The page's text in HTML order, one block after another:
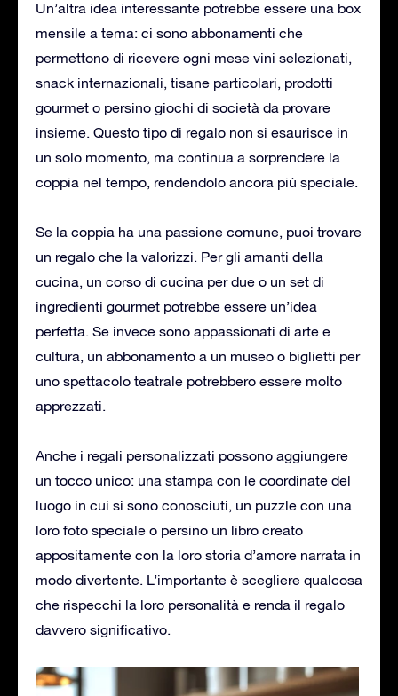
Un’altra idea interessante potrebbe essere una box
mensile a tema: ci sono abbonamenti che
permettono di ricevere ogni mese vini selezionati,
snack internazionali, tisane particolari, prodotti
gourmet o persino giochi di società da provare
insieme. Questo tipo di regalo non si esaurisce in
un solo momento, ma continua a sorprendere la
coppia nel tempo, rendendolo ancora più speciale.
Se la coppia ha una passione comune, puoi trovare
un regalo che la valorizzi. Per gli amanti della
cucina, un corso di cucina per due o un set di
ingredienti gourmet potrebbe essere un’idea
perfetta. Se invece sono appassionati di arte e
cultura, un abbonamento a un museo o biglietti per
uno spettacolo teatrale potrebbero essere molto
apprezzati.
Anche i regali personalizzati possono aggiungere
un tocco unico: una stampa con le coordinate del
luogo in cui si sono conosciuti, un puzzle con una
loro foto speciale o persino un libro creato
appositamente con la loro storia d’amore narrata in
modo divertente. L’importante è scegliere qualcosa
che rispecchi la loro personalità e renda il regalo
davvero significativo.